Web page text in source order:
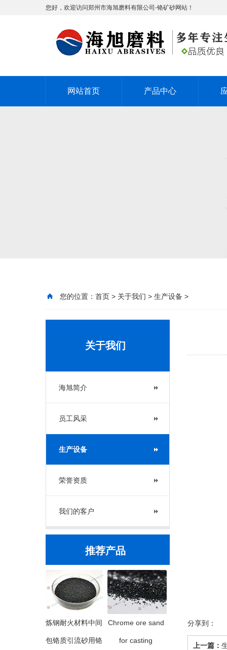
您好，欢迎访问郑州市海旭磨料有限公司-铬矿砂网站！
网站首页 产品中心
您的位置： 首页 > 关于我们 > 生产设备 >
关于我们
海旭简介
员工风采
生产设备
荣誉资质
我们的客户
推荐产品
炼钢耐火材料中间
包铬质引流砂用铬
Chrome ore sand
for casting
分享到：
上一篇：